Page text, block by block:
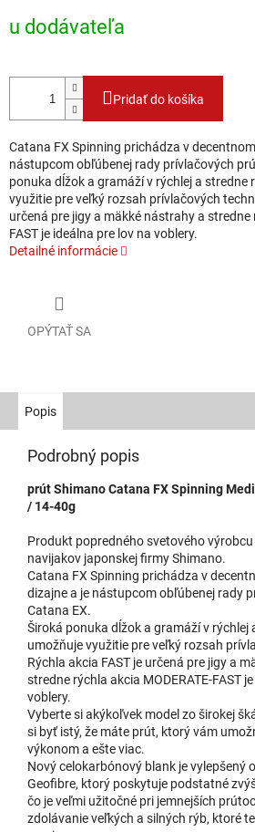
u dodávateľa
Pridať do košíka
Catana FX Spinning prichádza v
nástupcom obľúbenej rady prívlačových
ponuka dĺžok a gramáží v rýchlej a stredne
využitie pre veľký rozsah prívlačových
určená pre jigy a mäkké nástrahy a stredne
FAST je ideálna pre lov na voblery.
Detailné informácie
OPÝTAŤ SA
Popis
Podrobný popis
prút Shimano Catana FX Spinning
/ 14-40g
Produkt popredného svetového
navijakov japonskej firmy Shimano.
Catana FX Spinning prichádza v
dizajne a je nástupcom obľúbenej rady
Catana EX.
Široká ponuka dĺžok a gramáží v rýchlej
umožňuje využitie pre veľký rozsah
Rýchla akcia FAST je určená pre jigy a
stredne rýchla akcia MODERATE-FAST
voblery.
Vyberte si akýkoľvek model zo širokej
si byť istý, že máte prút, ktorý vám
výkonom a ešte viac.
Nový celokarbónový blank je vylepšený
Geofibre, ktorý poskytuje podstatné
čo je veľmi užitočné pri jemnejších
zdolávanie veľkých a silných rýb, ktoré